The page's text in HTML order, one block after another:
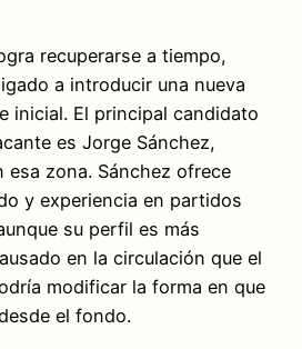
recuperarse a tiempo,
a introducir una nueva
inicial. El principal candidato
es Jorge Sánchez,
esa zona. Sánchez ofrece
y experiencia en partidos
su perfil es más
en la circulación que el
modificar la forma en que
el fondo.